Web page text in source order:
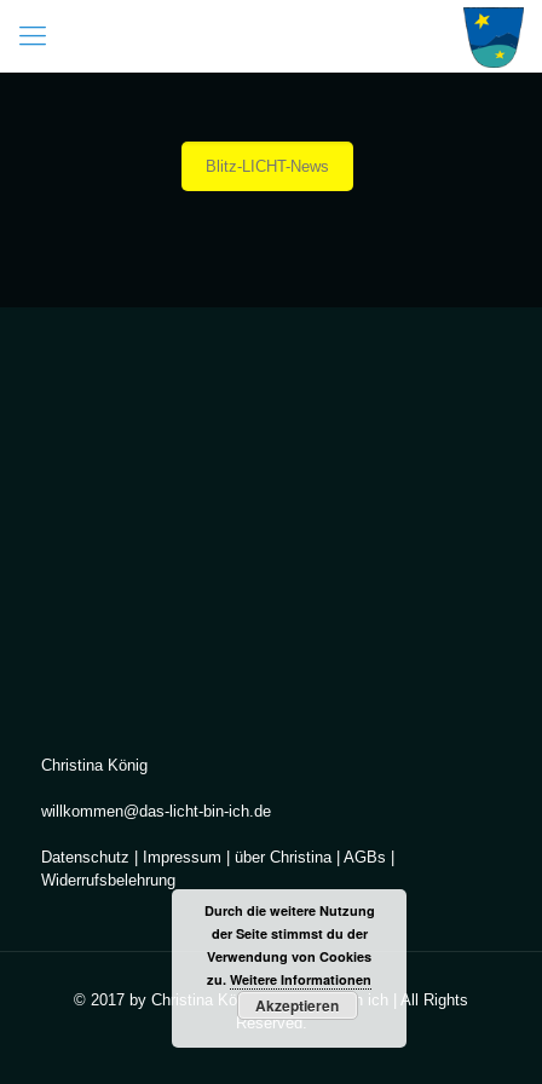
Blitz-LICHT-News
Christina König
willkommen@das-licht-bin-ich.de
Datenschutz Impressum über Christina| AGBs
Widerrufsbelehrung
© 2017 by Christina König | Das Licht bin ich | All Rights
Reserved.
Durch die weitere Nutzung
der Seite stimmst du der
Verwendung von Cookies
zu. Weitere Informationen
Akzeptieren